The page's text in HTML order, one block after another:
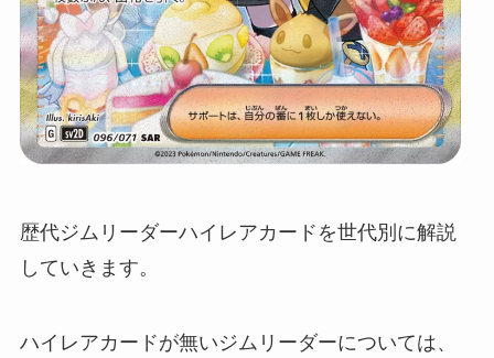
歴代ジムリーダーハイレアカードを世代別に解説
していきます。
ハイレアカードが無いジムリーダーについては、